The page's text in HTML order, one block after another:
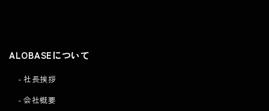
ALOBASEについて
社長挨拶
会社概要